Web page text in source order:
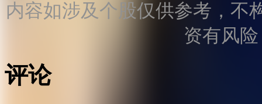
内容如涉及个股仅供参考，不
资有风
评论